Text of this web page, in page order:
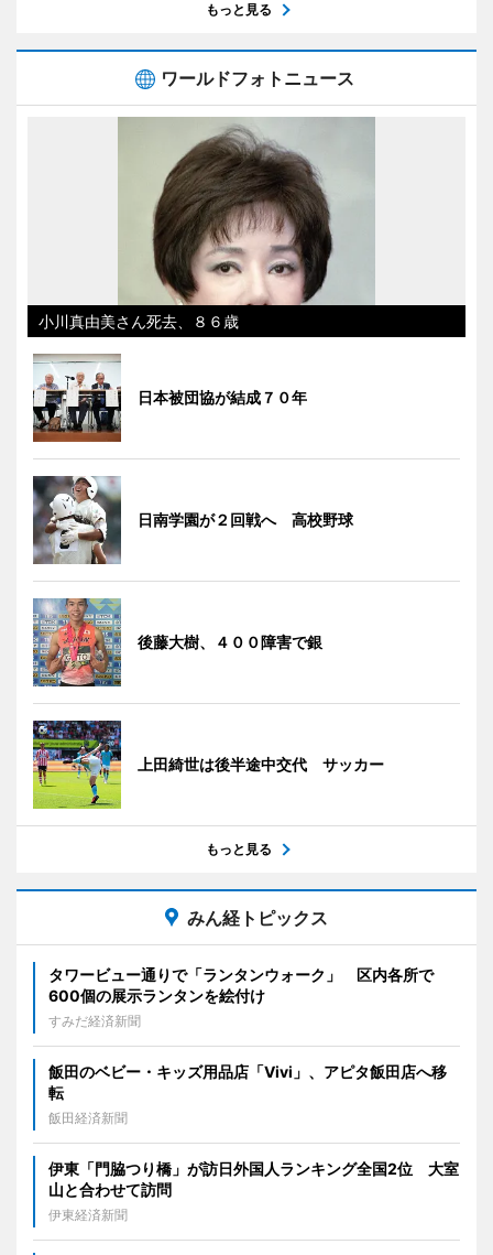
もっと見る
ワールドフォトニュース
小川真由美さん死去、８６歳
日本被団協が結成７０年
日南学園が２回戦へ 高校野球
後藤大樹、４００障害で銀
上田綺世は後半途中交代 サッカー
もっと見る
みん経トピックス
タワービュー通りで「ランタンウォーク」 区内各所で
600個の展示ランタンを絵付け
すみだ経済新聞
飯田のベビー・キッズ用品店「Vivi」、アピタ飯田店へ移
転
飯田経済新聞
伊東「門脇つり橋」が訪日外国人ランキング全国2位 大室
山と合わせて訪問
伊東経済新聞